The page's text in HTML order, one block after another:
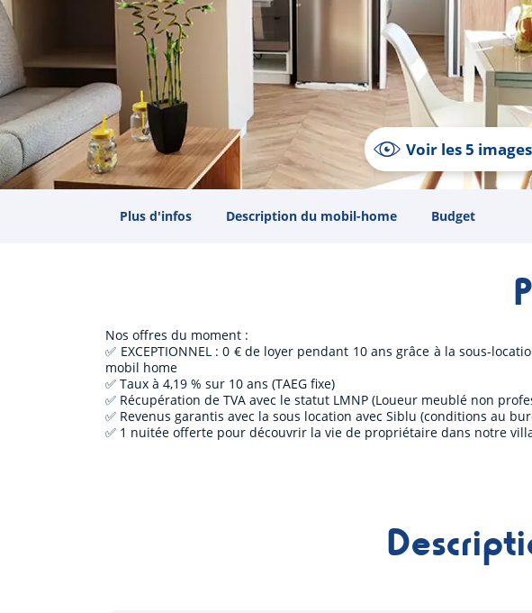
Voir les 5 images
Plus d'infos Description du mobil-home Budget
Nos offres du moment :
✅ EXCEPTIONNEL : 0 € de loyer pendant 10 ans grâce à la sous-
mobil home
✅ Taux à 4,19 % sur 10 ans (TAEG fixe)
✅ Récupération de TVA avec le statut LMNP (Loueur meublé non
✅ Revenus garantis avec la sous location avec Siblu (conditions au
✅ 1 nuitée offerte pour découvrir la vie de propriétaire dans notre